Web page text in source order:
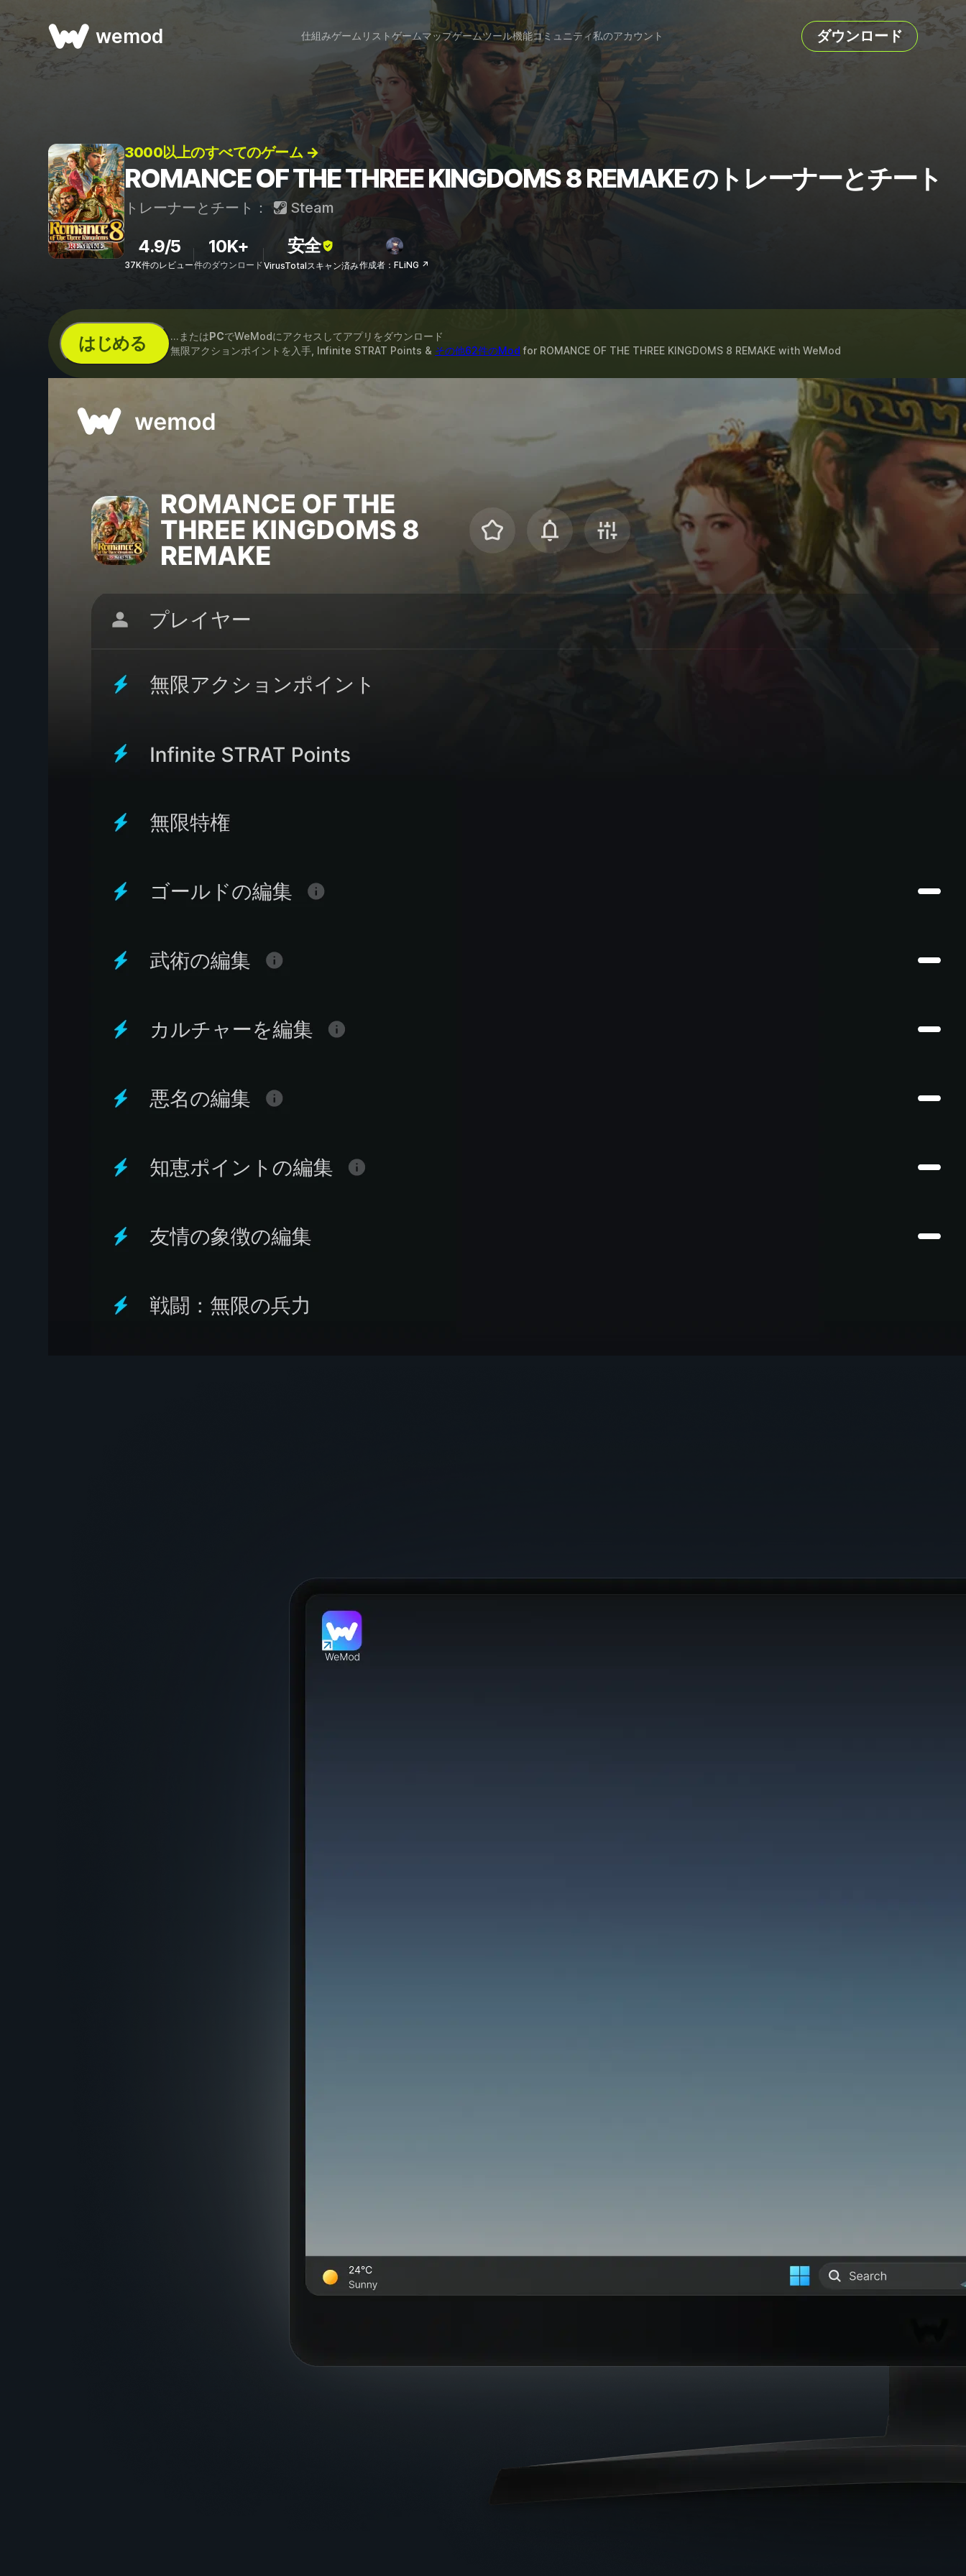
wemod 仕組みゲームリストゲームマップゲームツール機能コミュニティ私のアカウント ダウンロード
3000以上のすべてのゲーム →
ROMANCE OF THE THREE KINGDOMS 8 REMAKE のトレーナーとチート
トレーナーとチート： Steam
4.9/5
37K件のレビュー
10K+
件のダウンロード
安全
VirusTotalスキャン済み作成者：FLiNG ↗
はじめる ...またはPCでWeModにアクセスしてアプリをダウンロード
無限アクションポイントを入手, Infinite STRAT Points & その他62件のMod for ROMANCE OF THE THREE KINGDOMS 8 REMAKE with WeMod